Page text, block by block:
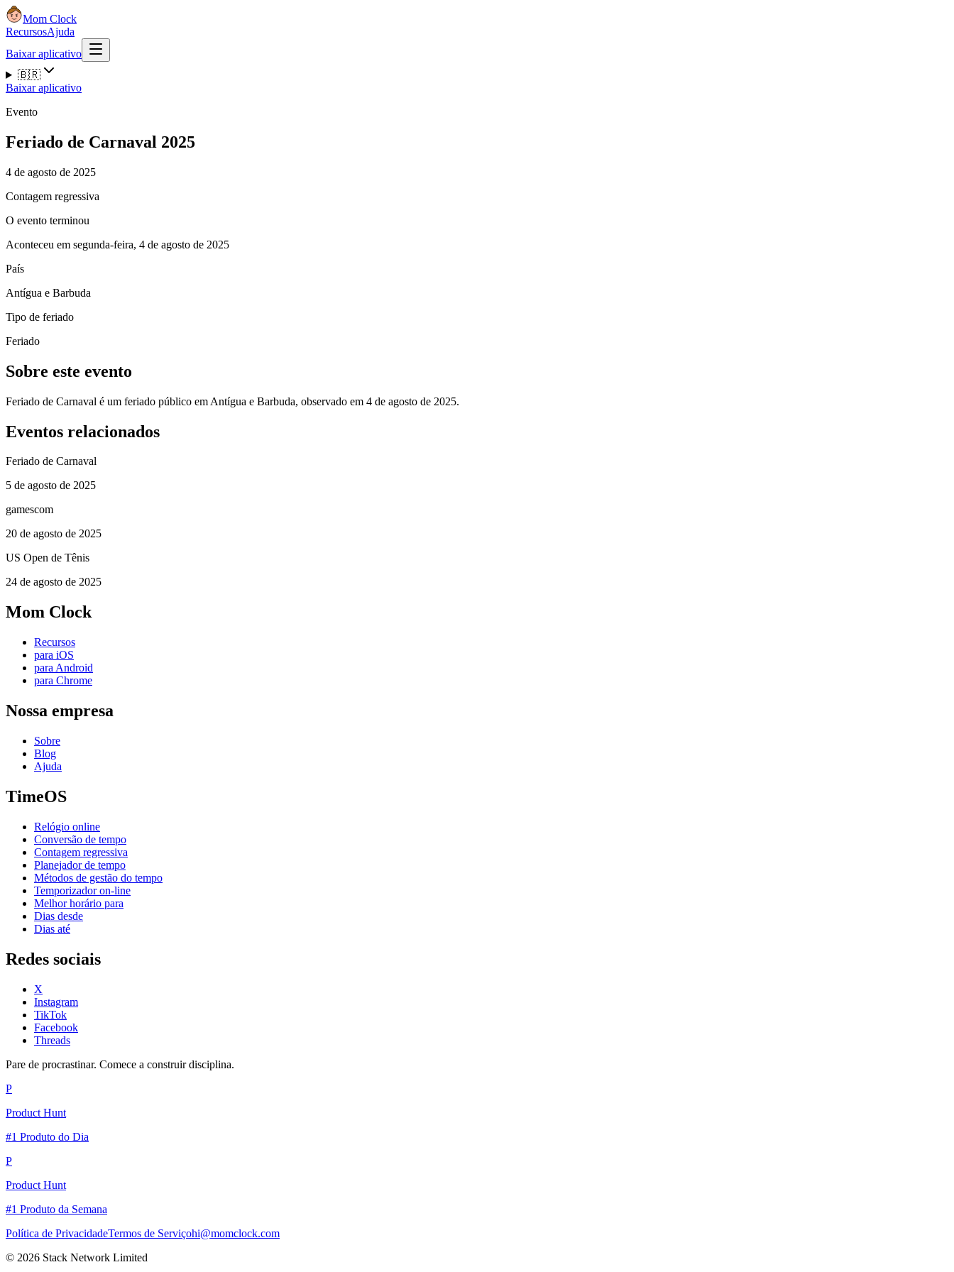
Mom Clock
RecursosAjuda
Baixar aplicativo
🇧🇷
Baixar aplicativo
Evento
Feriado de Carnaval 2025
4 de agosto de 2025
Contagem regressiva
O evento terminou
Aconteceu em segunda-feira, 4 de agosto de 2025
País
Antígua e Barbuda
Tipo de feriado
Feriado
Sobre este evento
Feriado de Carnaval é um feriado público em Antígua e Barbuda, observado em 4 de agosto de 2025.
Eventos relacionados
Feriado de Carnaval
5 de agosto de 2025
gamescom
20 de agosto de 2025
US Open de Tênis
24 de agosto de 2025
Mom Clock
Recursos
para iOS
para Android
para Chrome
Nossa empresa
Sobre
Blog
Ajuda
TimeOS
Relógio online
Conversão de tempo
Contagem regressiva
Planejador de tempo
Métodos de gestão do tempo
Temporizador on-line
Melhor horário para
Dias desde
Dias até
Redes sociais
X
Instagram
TikTok
Facebook
Threads
Pare de procrastinar. Comece a construir disciplina.
P
Product Hunt
#1 Produto do Dia
P
Product Hunt
#1 Produto da Semana
Política de PrivacidadeTermos de Serviçohi@momclock.com
© 2026 Stack Network Limited